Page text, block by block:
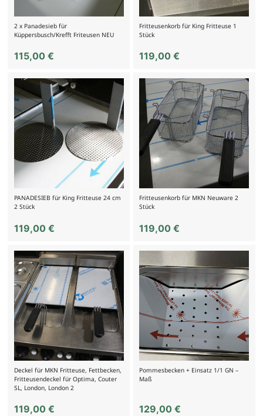
2 x Panadesieb für
Küppersbusch/Krefft Friteusen NEU
115,00 €
Fritteusenkorb für King Fritteuse 1
Stück
119,00€
PANADESIEB für King Fritteuse 24 cm
2 Stück
119,00 €
Fritteusenkorb für MKN Neuware 2
Stück
119,00€
Deckel für MKN Fritteuse, Fettbecken,
Fritteusendeckel für Optima, Couter
SL, London, London 2
119,00 €
Pommesbecken + Einsatz 1/1 GN –
Maß
129,00€